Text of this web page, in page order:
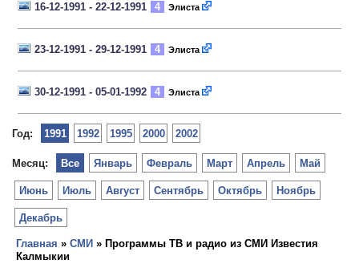
16-12-1991 - 22-12-1991 4 Элиста
23-12-1991 - 29-12-1991 4 Элиста
30-12-1991 - 05-01-1992 4 Элиста
Год: 1991 1992 1995 2000 2002
Месяц: Январь Февраль Март Апрель Май
Июнь Июль Август Сентябрь Октябрь Ноябрь
Декабрь
Все
Главная » СМИ » Программы ТВ и радио из СМИ Известия
Калмыкии